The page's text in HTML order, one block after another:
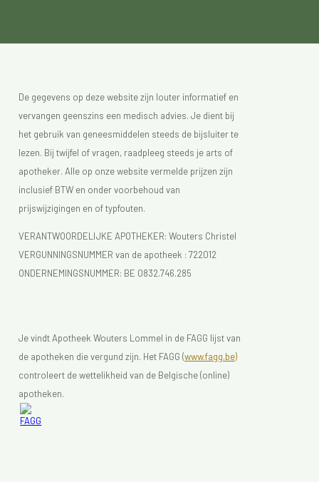
De gegevens op deze website zijn louter informatief en
vervangen geenszins een medisch advies. Je dient bij
het gebruik van geneesmiddelen steeds de bijsluiter te
lezen. Bij twijfel of vragen, raadpleeg steeds je arts of
apotheker. Alle op onze website vermelde prijzen zijn
inclusief BTW en onder voorbehoud van
prijswijzigingen en of typfouten.
VERANTWOORDELIJKE APOTHEKER: Wouters Christel
VERGUNNINGSNUMMER van de apotheek : 722012
ONDERNEMINGSNUMMER: BE 0832.746.285
Je vindt Apotheek Wouters Lommel in de FAGG lijst van
de apotheken die vergund zijn. Het FAGG (www.fagg.be)
controleert de wettelikheid van de Belgische (online)
apotheken.